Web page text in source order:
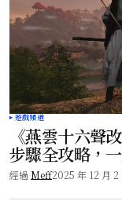
遊戲頻道
《燕雲十六聲
步驟全攻略，
經過 Meff2025 年 12 月 2